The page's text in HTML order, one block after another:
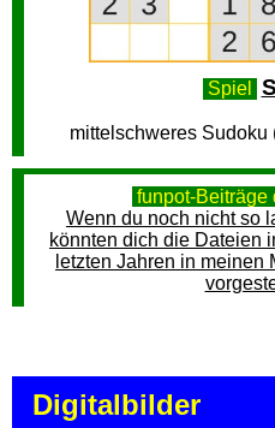
Spiel
mittelschweres Sudoku
funpot-Beiträge
Wenn du noch nicht so
könnten dich die Dateien
letzten Jahren in meinen
Digitalbilder